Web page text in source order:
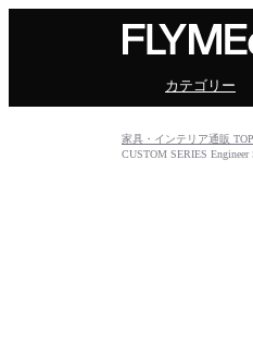
カテゴリー
家具・インテリア通販 TOP
CUSTOM SERIES